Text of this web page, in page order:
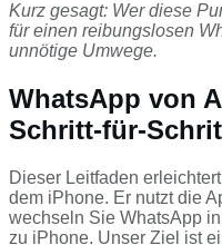
Kurz gesagt: Wer diese
für einen reibungslosen
unnötige Umwege.
WhatsApp von
Schritt-für-
Dieser Leitfaden
dem iPhone. Er nutzt die
wechseln Sie WhatsApp
zu iPhone. Unser Ziel ist